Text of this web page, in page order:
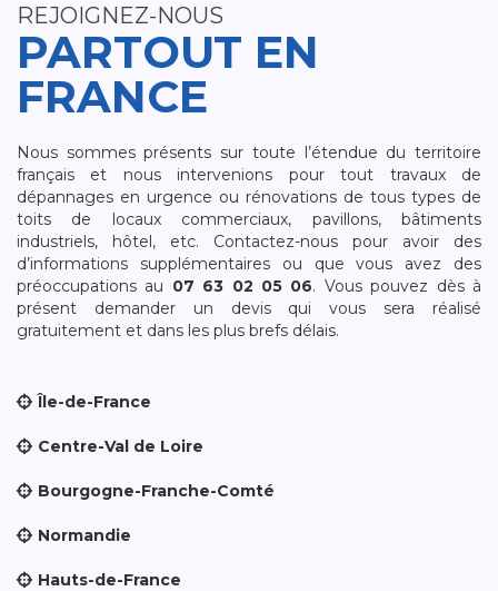
REJOIGNEZ-NOUS
PARTOUT EN
FRANCE
Nous sommes présents sur toute l’étendue du territoire
français et nous intervenions pour tout travaux de
dépannages en urgence ou rénovations de tous types de
toits de locaux commerciaux, pavillons, bâtiments
industriels, hôtel, etc. Contactez-nous pour avoir des
d’informations supplémentaires ou que vous avez des
préoccupations au 07 63 02 05 06. Vous pouvez dès à
présent demander un devis qui vous sera réalisé
gratuitement et dans les plus brefs délais.
Île-de-France
Centre-Val de Loire
Bourgogne-Franche-Comté
Normandie
Hauts-de-France